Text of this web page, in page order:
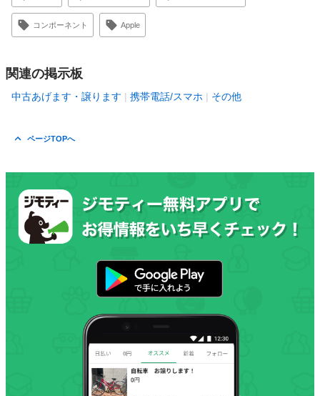
コンポーネント Apple
関連の掲示板
中古あげます・譲ります 携帯電話/スマホ その他
ページTOPへ